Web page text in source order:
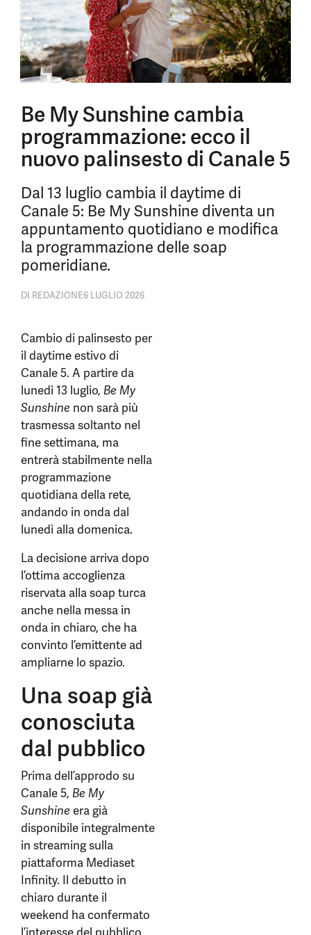
Be My Sunshine cambia
programmazione: ecco il
nuovo palinsesto di Canale 5
Dal 13 luglio cambia il daytime di
Canale 5: Be My Sunshine diventa un
appuntamento quotidiano e modifica
la programmazione delle soap
pomeridiane.
DI REDAZIONE6 LUGLIO 2026
Cambio di palinsesto per
il daytime estivo di
Canale 5. A partire da
lunedì 13 luglio, Be My
Sunshine non sarà più
trasmessa soltanto nel
fine settimana, ma
entrerà stabilmente nella
programmazione
quotidiana della rete,
andando in onda dal
lunedì alla domenica.
La decisione arriva dopo
l’ottima accoglienza
riservata alla soap turca
anche nella messa in
onda in chiaro, che ha
convinto l’emittente ad
ampliarne lo spazio.
Una soap già
conosciuta
dal pubblico
Prima dell’approdo su
Canale 5, Be My
Sunshine era già
disponibile integralmente
in streaming sulla
piattaforma Mediaset
Infinity. Il debutto in
chiaro durante il
weekend ha confermato